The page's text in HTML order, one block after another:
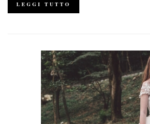
LEGGI TUTTO